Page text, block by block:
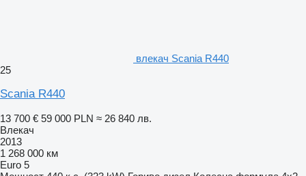
влекач Scania R440
25
Scania R440
13 700 € 59 000 PLN ≈ 26 840 лв.
Влекач
2013
1 268 000 км
Euro 5